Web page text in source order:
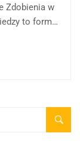
Zdobienia w
to forma